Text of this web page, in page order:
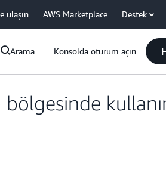
ulaşın AWS Marketplace Destek
Arama Konsolda oturum açın